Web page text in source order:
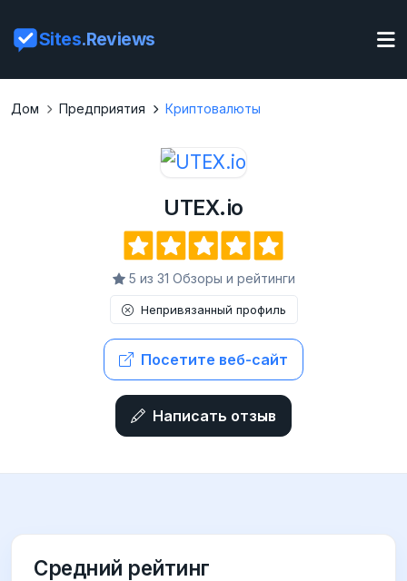
Sites.Reviews
Дом Предприятия Криптовалюты
UTEX.io
5 из 31 Обзоры и рейтинги
Непривязанный профиль
Посетите веб-сайт
Написать отзыв
Средний рейтинг